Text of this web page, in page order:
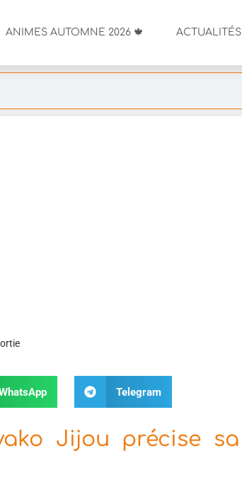
ANIMES AUTOMNE 2026 🍁 ACTUALITÉS
Telegram
Jijou précise sa